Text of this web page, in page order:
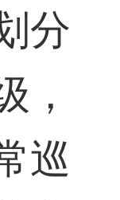
分
，
巡